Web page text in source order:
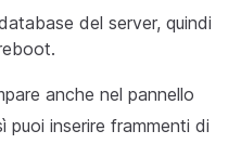
del server, quindi
anche nel pannello
puoi inserire frammenti di